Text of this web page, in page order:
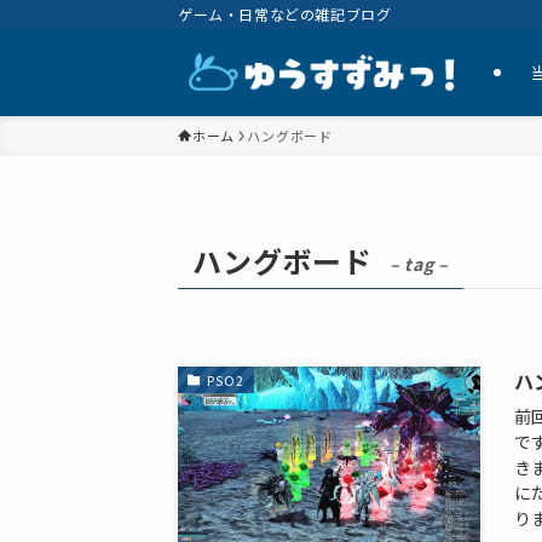
ゲーム・日常などの雑記ブログ
ホーム ハングボード
ハングボード – tag –
PSO2 ハ
前
で
き
に
り